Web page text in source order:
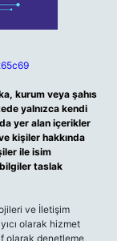
kurum veya şahıs
yalnızca kendi
yer alan içerikler
kişiler hakkında
ile isim
taslak
ve İletişim
olarak hizmet
olarak denetleme